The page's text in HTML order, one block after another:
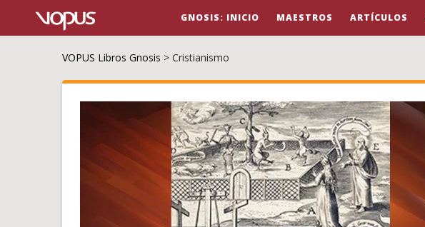
GNOSIS: INICIO MAESTROS ARTÍCULOS
VOPUS Libros Gnosis > Cristianismo